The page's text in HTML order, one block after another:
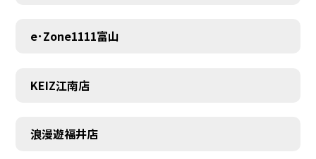
e･Zone1111富山
KEIZ江南店
浪漫遊福井店